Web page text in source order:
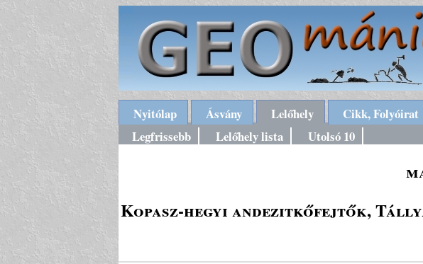
Nyitólap Ásvány Lelőhely Cikk, Folyóirat
Legfrissebb
Lelőhely lista Utolsó 10
Kopasz-hegyi andezitkőfejtők,